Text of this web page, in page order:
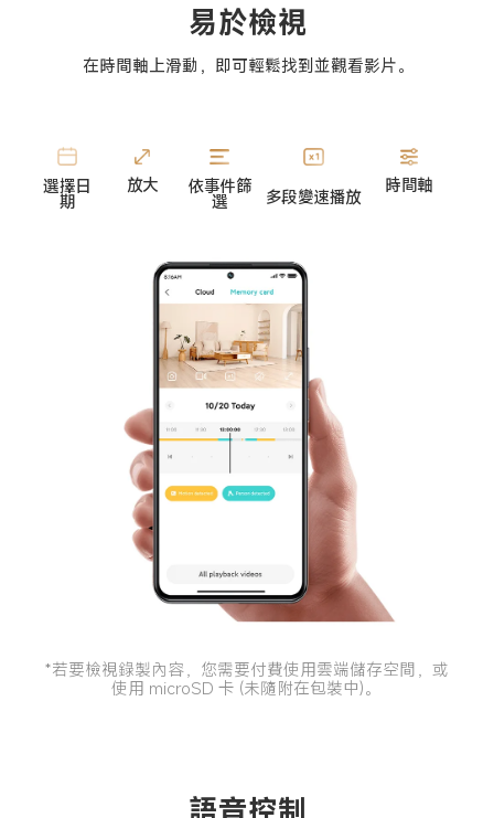
易於檢視
在時間軸上滑動，即可輕鬆找到並觀看影片。
選擇日
期
放大 依事件篩
選 多段變速播放
時間軸
*若要檢視錄製內容，您需要付費使用雲端儲存空間，或
使用 microSD 卡 (未隨附在包裝中)。
語音控制